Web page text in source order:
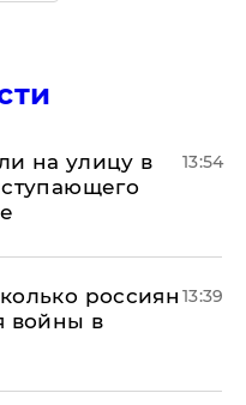
на улицу в
13:54
россиян
войны в
13:39